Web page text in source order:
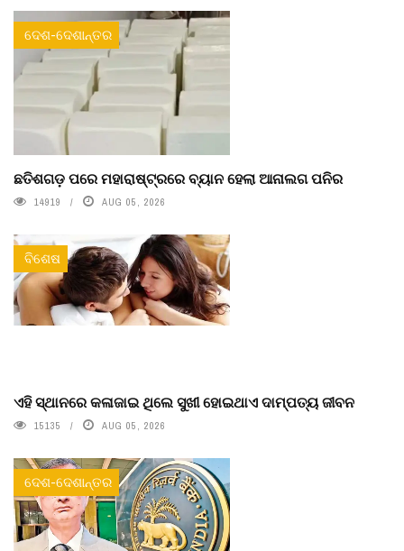
ଦେଶ-ଦେଶାନ୍ତର
ଛତିଶଗଡ଼ ପରେ ମହାରାଷ୍ଟ୍ରରେ ବ୍ୟାନ ହେଲା ଆନାଲଗ ପନିର
14919 AUG 05, 2026
ବିଶେଷ
ଏହି ସ୍ଥାନରେ କଳାଜାଇ ଥିଲେ ସୁଖୀ ହୋଇଥାଏ ଦାମ୍ପତ୍ୟ ଜୀବନ
15135 AUG 05, 2026
ଦେଶ-ଦେଶାନ୍ତର